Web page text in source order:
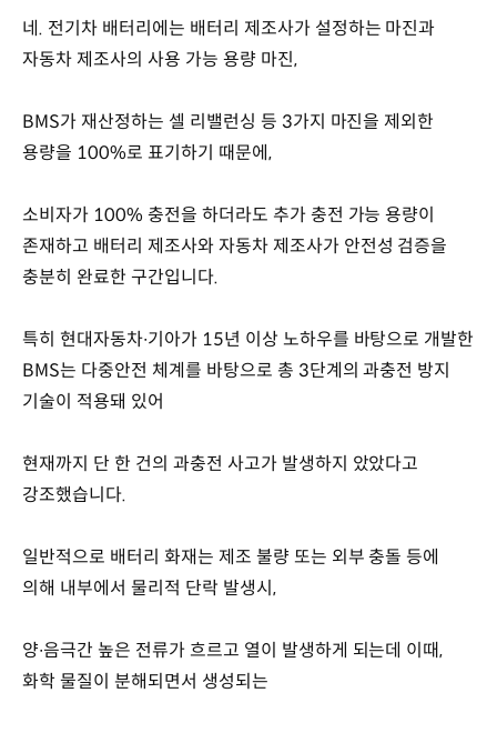
네. 전기차 배터리에는 배터리 제조사가 설정하는 마진과
자동차 제조사의 사용 가능 용량 마진,
BMS가 재산정하는 셀 리밸런싱 등 3가지 마진을 제외한
용량을 100%로 표기하기 때문에,
소비자가 100% 충전을 하더라도 추가 충전 가능 용량이
존재하고 배터리 제조사와 자동차 제조사가 안전성 검증을
충분히 완료한 구간입니다.
특히 현대자동차∙기아가 15년 이상 노하우를 바탕으로 개발한
BMS는 다중안전 체계를 바탕으로 총 3단계의 과충전 방지
기술이 적용돼 있어
현재까지 단 한 건의 과충전 사고가 발생하지 았았다고
강조했습니다.
일반적으로 배터리 화재는 제조 불량 또는 외부 충돌 등에
의해 내부에서 물리적 단락 발생시,
양∙음극간 높은 전류가 흐르고 열이 발생하게 되는데 이때,
화학 물질이 분해되면서 생성되는